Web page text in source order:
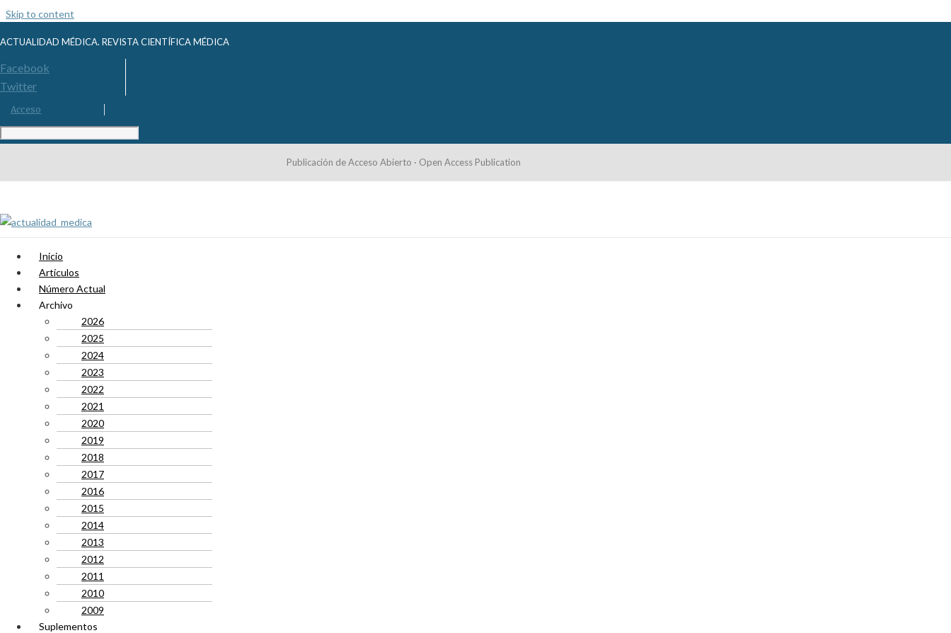
Skip to content
ACTUALIDAD MÉDICA. REVISTA CIENTÍFICA MÉDICA
Facebook
Twitter
Acceso
Publicación de Acceso Abierto · Open Access Publication
Inicio
Artículos
Número Actual
Archivo
2026
2025
2024
2023
2022
2021
2020
2019
2018
2017
2016
2015
2014
2013
2012
2011
2010
2009
Suplementos